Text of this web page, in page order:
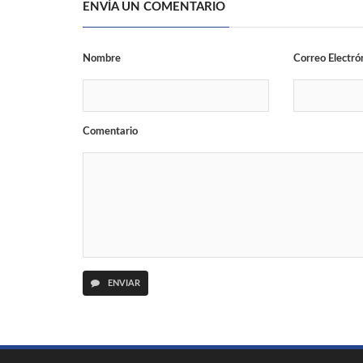
ENVÍA UN COMENTARIO
Nombre Correo
Comentario
ENVIAR